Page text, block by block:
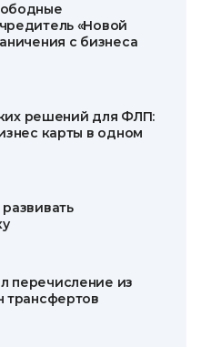
«Новой
с бизнеса
решений для ФЛП:
карты в одном
перечисление из
трансфертов